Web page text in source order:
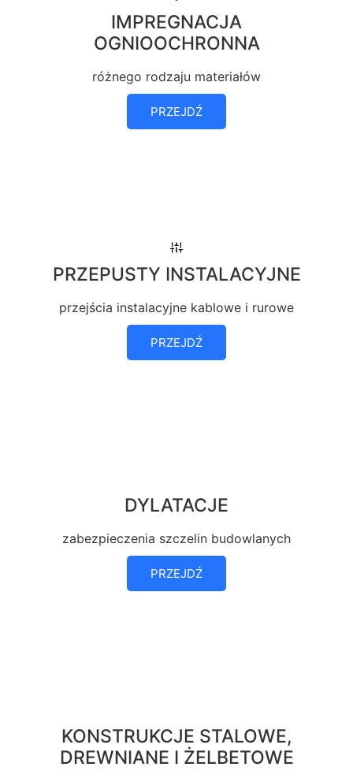
IMPREGNACJA
OGNIOOCHRONNA
różnego rodzaju materiałów
PRZEJDŹ
PRZEPUSTY INSTALACYJNE
przejścia instalacyjne kablowe i rurowe
PRZEJDŹ
DYLATACJE
zabezpieczenia szczelin budowlanych
PRZEJDŹ
KONSTRUKCJE STALOWE,
DREWNIANE I ŻELBETOWE